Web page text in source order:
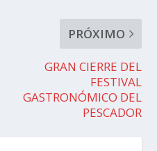
PRÓXIMO
GRAN CIERRE DEL
FESTIVAL
GASTRONÓMICO DEL
PESCADOR